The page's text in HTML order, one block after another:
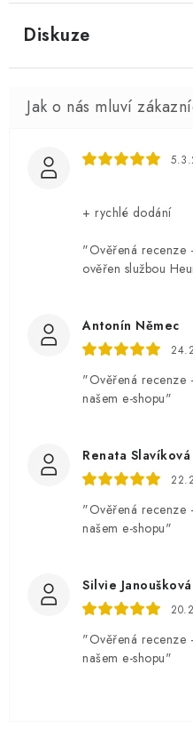
Diskuze
+ rychlé dodání
"Ověřená recenze
ověřen službou
Antonín Němec
"Ověřená recenze
našem e-shopu"
Renata Slavíková
"Ověřená recenze
našem e-shopu"
Silvie Janoušková
"Ověřená recenze
našem e-shopu"